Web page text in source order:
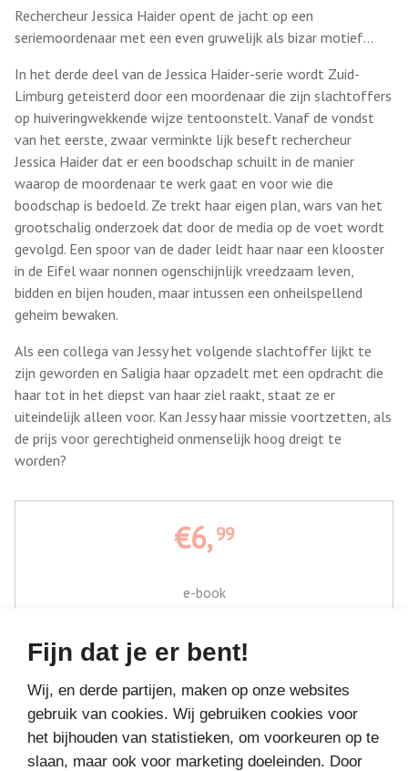
Fijn dat je er bent!
Wij, en derde partijen, maken op onze websites
gebruik van cookies. Wij gebruiken cookies voor
het bijhouden van statistieken, om voorkeuren op te
slaan, maar ook voor marketing doeleinden. Door
Rechercheur Jessica Haider opent de jacht op een
seriemoordenaar met een even gruwelijk als bizar motief…
In het derde deel van de Jessica Haider-serie wordt Zuid-
Limburg geteisterd door een moordenaar die zijn slachtoffers
op huiveringwekkende wijze tentoonstelt. Vanaf de vondst
van het eerste, zwaar verminkte lijk beseft rechercheur
Jessica Haider dat er een boodschap schuilt in de manier
waarop de moordenaar te werk gaat en voor wie die
boodschap is bedoeld. Ze trekt haar eigen plan, wars van het
grootschalig onderzoek dat door de media op de voet wordt
gevolgd. Een spoor van de dader leidt haar naar een klooster
in de Eifel waar nonnen ogenschijnlijk vreedzaam leven,
bidden en bijen houden, maar intussen een onheilspellend
geheim bewaken.
Als een collega van Jessy het volgende slachtoffer lijkt te
zijn geworden en Saligia haar opzadelt met een opdracht die
haar tot in het diepst van haar ziel raakt, staat ze er
uiteindelijk alleen voor. Kan Jessy haar missie voortzetten, als
de prijs voor gerechtigheid onmenselijk hoog dreigt te
worden?
€6,99
e-book
Bestel bij